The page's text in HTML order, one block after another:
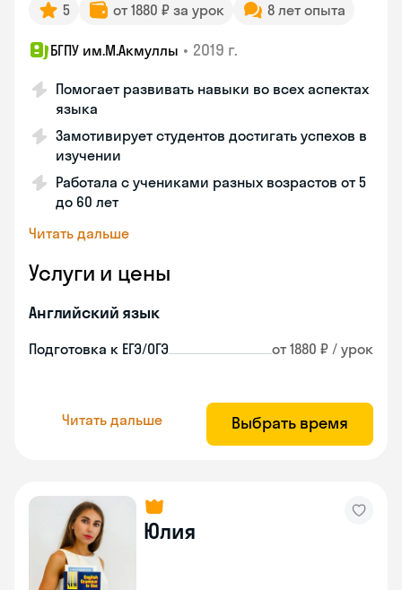
5 от 1880 ₽ за урок 8 лет опыта
БГПУ им.М.Акмуллы • 2019 г.
Помогает развивать навыки во всех аспектах
языка
Замотивирует студентов достигать успехов в
изучении
Работала с учениками разных возрастов от 5
до 60 лет
Читать дальше
Услуги и цены
Английский язык
Подготовка к ЕГЭ/ОГЭ от 1880 ₽ / урок
Читать дальше Выбрать время
Юлия